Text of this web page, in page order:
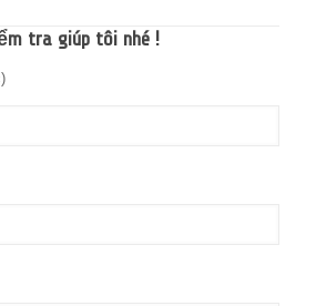
tra giúp tôi nhé !